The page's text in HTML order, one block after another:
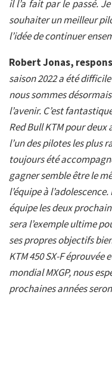
il l’a fait par le passé.
souhaiter un meilleur
l’idée de continuer
Robert Jonas,
saison 2022 a été
nous sommes
l’avenir. C’est
Red Bull KTM pour
l’un des pilotes les plus
toujours été
gagner semble être le
l’équipe à
équipe les deux
sera l’exemple ultime
ses propres objectifs
KTM 450 SX-F
mondial MXGP, nous
prochaines années